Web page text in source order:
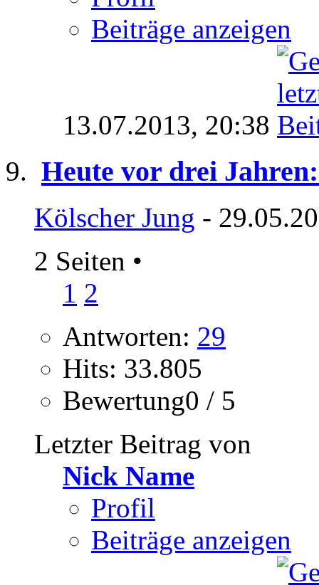
Beiträge anzeigen
13.07.2013, 20:38
Heute vor drei
Kölscher Jung -
2 Seiten •
1 2
Antworten: 29
Hits: 33.805
Bewertung0 / 5
Letzter Beitrag von
Nick Name
Profil
Beiträge anzeigen